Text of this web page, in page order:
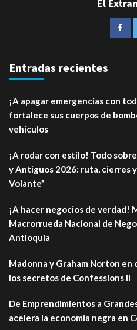
El
Entradas recientes
¡A apagar emergencias con
fortalece sus cuerpos de
vehículos
¡A rodar con estilo! Todo
y Antiguos 2026: ruta, cierres
Volante”
¡A hacer negocios de verdad!
Macrorrueda Nacional de
Antioquia
Madonna y Graham Norton
los secretos de Confessions II
De Emprendimientos a
acelera la economía negra en